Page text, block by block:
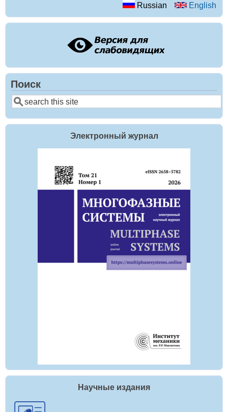
Russian English
Поиск
Поиск
Электронный журнал
Научные издания